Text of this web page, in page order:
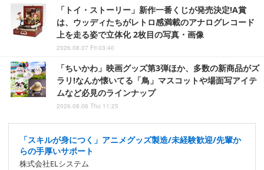
「トイ・ストーリー」新作一番くじが発売決定!A賞
は、ウッディたちがレトロ感満載のアナログレコード
上を走る姿で立体化 2枚目の写真・画像
2026.08.07 Fri 03:40
「ちいかわ」映画グッズ第3弾ほか、多数の新商品がズ
ラリ!なんか懐いてる「鳥」マスコットや場面写アイテ
ムなど必見のラインナップ
2026.08.06 Thu 11:25
「スキルが身につく」アニメグッズ製造/未経験歓迎/先輩か
らの手厚いサポート
株式会社ELシステム